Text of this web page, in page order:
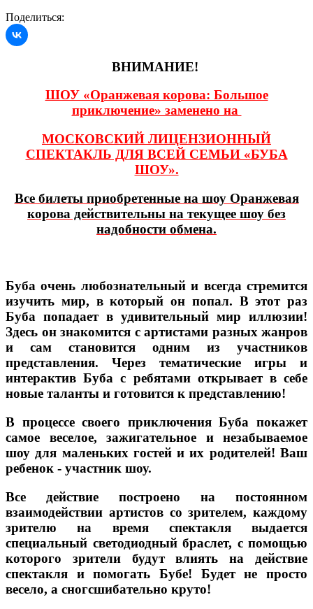
Поделиться:
ВНИМАНИЕ!
ШОУ «Оранжевая корова: Большое
приключение» заменено на
МОСКОВСКИЙ ЛИЦЕНЗИОННЫЙ
СПЕКТАКЛЬ ДЛЯ ВСЕЙ СЕМЬИ «БУБА
ШОУ».
Все билеты приобретенные на шоу Оранжевая
корова действительны на текущее шоу без
надобности обмена.
Буба очень любознательный и всегда стремится
изучить мир, в который он попал. В этот раз
Буба попадает в удивительный мир иллюзии!
Здесь он знакомится с артистами разных жанров
и сам становится одним из участников
представления. Через тематические игры и
интерактив Буба с ребятами открывает в себе
новые таланты и готовится к представлению!
В процессе своего приключения Буба покажет
самое веселое, зажигательное и незабываемое
шоу для маленьких гостей и их родителей! Ваш
ребенок - участник шоу.
Все действие построено на постоянном
взаимодействии артистов со зрителем, каждому
зрителю на время спектакля выдается
специальный светодиодный браслет, с помощью
которого зрители будут влиять на действие
спектакля и помогать Бубе! Будет не просто
весело, а сногсшибательно круто!